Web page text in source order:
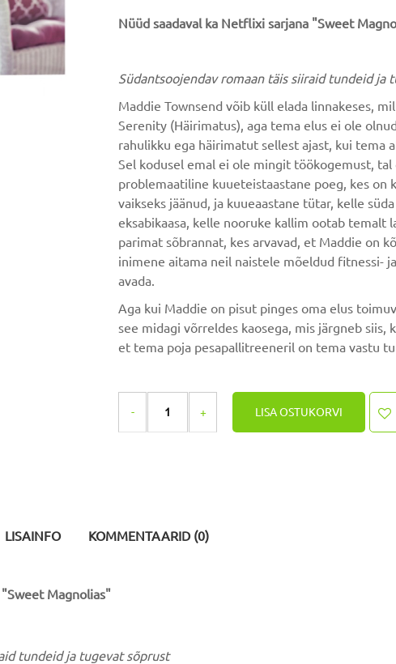
Nüüd saadaval ka Netflixi sarjana "Sweet
Südantsoojendav romaan täis siiraid tundeid ja
Maddie Townsend võib küll elada linnakeses,
Serenity (Häirimatus), aga tema elus ei ole
rahulikku ega häirimatut sellest ajast, kui tema
Sel kodusel emal ei ole mingit töökogemust, tal
problemaatiline kuueteistaastane poeg, kes on
vaikseks jäänud, ja kuueaastane tütar, kelle
eksabikaasa, kelle nooruke kallim ootab temalt
parimat sõbrannat, kes arvavad, et Maddie on
inimene aitama neil naistele mõeldud fitnessi-
avada.
Aga kui Maddie on pisut pinges oma elus
see midagi võrreldes kaosega, mis järgneb siis,
et tema poja pesapallitreeneril on tema vastu
LISA OSTUKORVI
LISAINFO KOMMENTAARID (0)
Magnolias"
tundeid ja tugevat sõprust